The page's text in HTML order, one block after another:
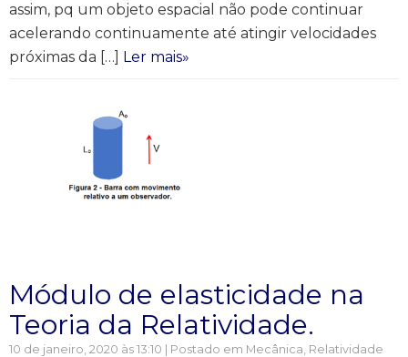
assim, pq um objeto espacial não pode continuar
acelerando continuamente até atingir velocidades
próximas da […] Ler mais»
Módulo de elasticidade na
Teoria da Relatividade.
10 de janeiro, 2020 às 13:10 | Postado em Mecânica, Relatividade